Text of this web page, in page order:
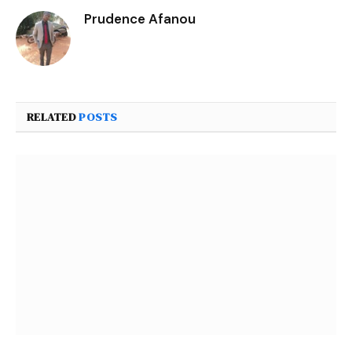
Prudence Afanou
RELATEDPOSTS